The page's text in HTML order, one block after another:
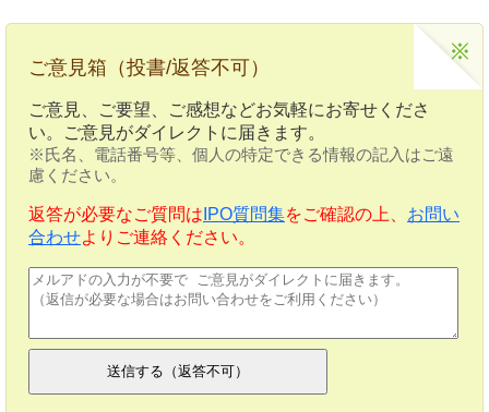
ご意見箱（投書/返答不可）
ご意見、ご要望、ご感想などお気軽にお寄せくださ
い。ご意見がダイレクトに届きます。
※氏名、電話番号等、個人の特定できる情報の記入はご遠
慮ください。
返答が必要なご質問は IPO質問集をご確認の上、 お問い
合わせよりご連絡ください。